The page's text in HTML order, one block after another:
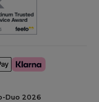
Duo 2026